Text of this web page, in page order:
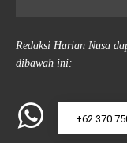
Redaksi Harian Nusa
dibawah ini:
+62 370